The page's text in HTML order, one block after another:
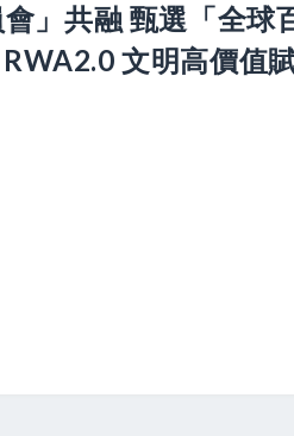
」共融 甄選「全球
文明高價值